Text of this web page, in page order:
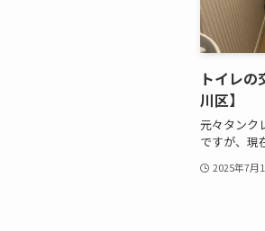
トイレ
川区】
元々タンク
ですが、現
2025年7月